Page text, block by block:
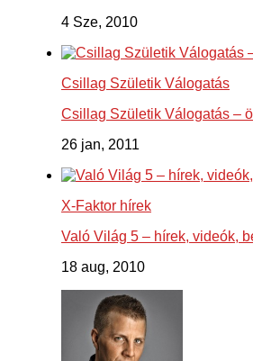
4 Sze, 2010
Csillag Születik Válogatás
Csillag Születik Válogatás –
26 jan, 2011
X-Faktor hírek
Való Világ 5 – hírek, videók,
18 aug, 2010